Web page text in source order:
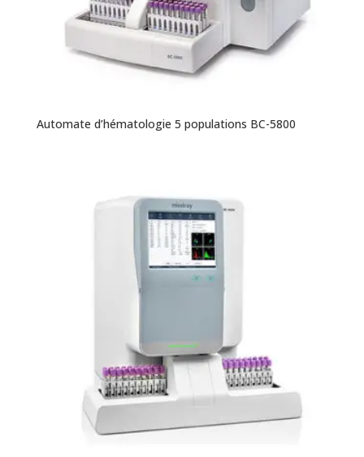
Automate d’hématologie 5 populations BC-5800